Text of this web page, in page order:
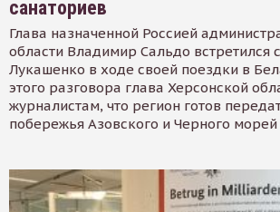
санаториев
Глава назначенной Россией
области Владимир Сальдо встретился
Лукашенко в ходе своей поездки в
этого разговора глава Херсонской
журналистам, что регион готов
побережья Азовского и Черного морей